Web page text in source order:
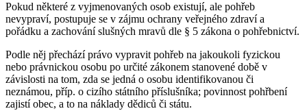
Pokud některé z vyjmenovaných osob existují, ale pohřeb
nevypraví, postupuje se v zájmu ochrany veřejného zdraví a
pořádku a zachování slušných mravů dle § 5 zákona o pohřebnictví.
Podle něj přechází právo vypravit pohřeb na jakoukoli fyzickou
nebo právnickou osobu po určité zákonem stanovené době v
závislosti na tom, zda se jedná o osobu identifikovanou či
neznámou, příp. o cizího státního příslušníka; povinnost pohřbení
zajistí obec, a to na náklady dědiců či státu.